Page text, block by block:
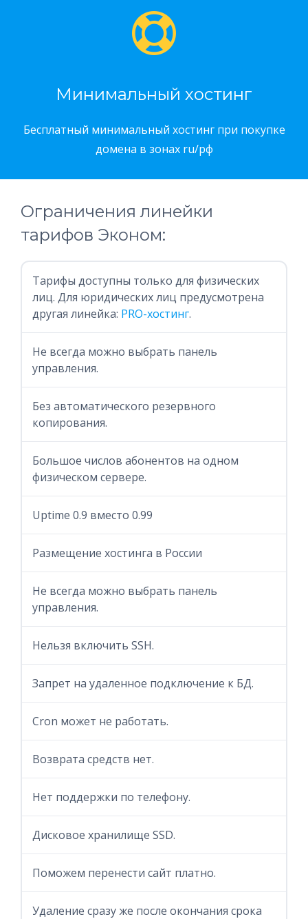
Минимальный хостинг
Бесплатный минимальный хостинг при покупке
домена в зонах ru/рф
Ограничения линейки
тарифов Эконом:
Тарифы доступны только для физических
лиц. Для юридических лиц предусмотрена
другая линейка: PRO-хостинг.
Не всегда можно выбрать панель
управления.
Без автоматического резервного
копирования.
Большое числов абонентов на одном
физическом сервере.
Uptime 0.9 вместо 0.99
Размещение хостинга в России
Не всегда можно выбрать панель
управления.
Нельзя включить SSH.
Запрет на удаленное подключение к БД.
Cron может не работать.
Возврата средств нет.
Нет поддержки по телефону.
Дисковое хранилище SSD.
Поможем перенести сайт платно.
Удаление сразу же после окончания срока